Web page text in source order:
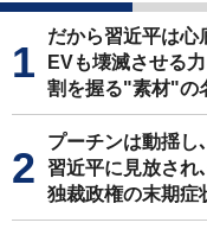
だから習近平は
EVも壊滅させる
割を握る"素材"の
プーチンは動揺
習近平に見放され
独裁政権の末期症